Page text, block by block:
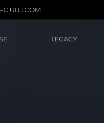
CIULLI.COM
LEGACY